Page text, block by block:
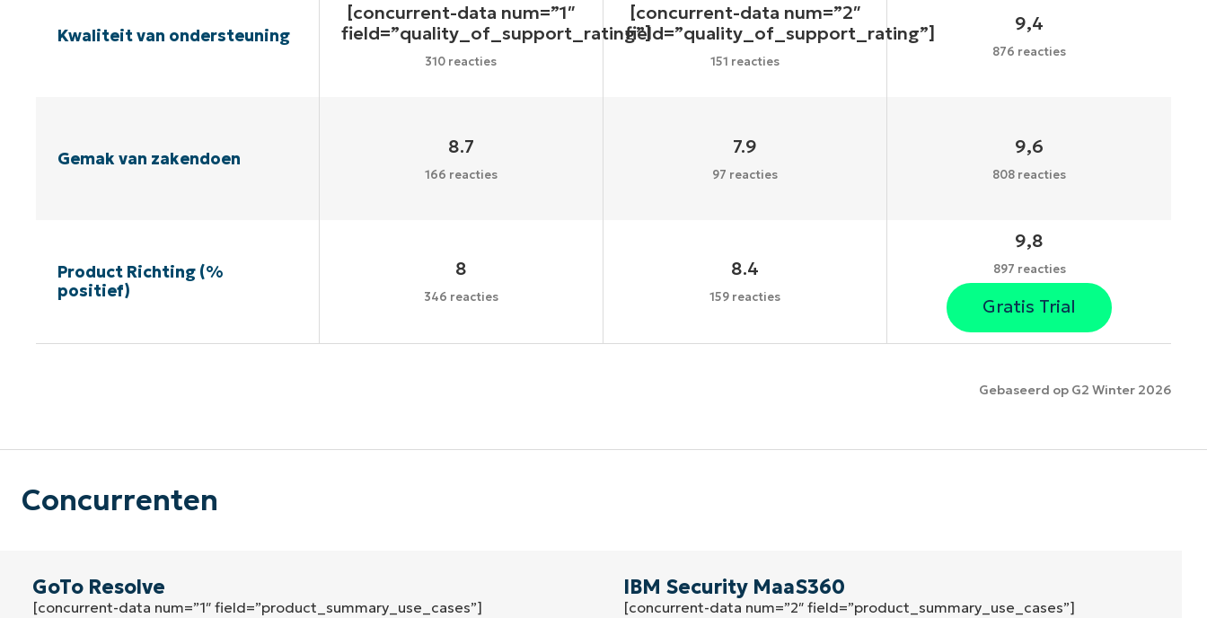
Kwaliteit van ondersteuning
[concurrent-data num=”1″
field=”quality_of_support_rating”]
310 reacties
[concurrent-data num=”2″
field=”quality_of_support_rating”]
151 reacties
9,4
876 reacties
Gemak van zakendoen
8.7
166 reacties
7.9
97 reacties
9,6
808 reacties
Product Richting (%
positief)
8
346 reacties
8.4
159 reacties
9,8
897 reacties
Gratis Trial
Gebaseerd op G2 Winter 2026
Concurrenten
GoTo Resolve
[concurrent-data num=”1″ field=”product_summary_use_cases”]
IBM Security MaaS360
[concurrent-data num=”2″ field=”product_summary_use_cases”]